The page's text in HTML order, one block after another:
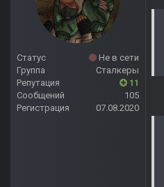
Статус
Не в сети
Группа
Сталкеры
Репутация
11
Сообщений
105
Регистрация
07.08.2020